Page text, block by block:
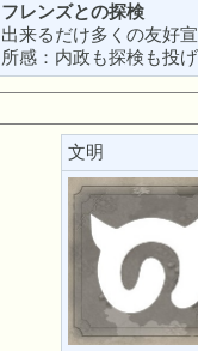
フレンズとの探検
出来るだけ多くの友好
所感：内政も探検も投
文明